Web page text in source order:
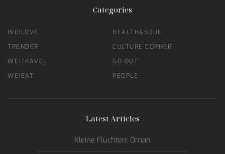
Categories
WE!LOVE
TRENDER
WE!TRAVEL
WE!EAT
HEALTH&SOUL
CULTURE CORNER
GO OUT
PEOPLE
Latest Articles
Kleine Fluchten: Oman